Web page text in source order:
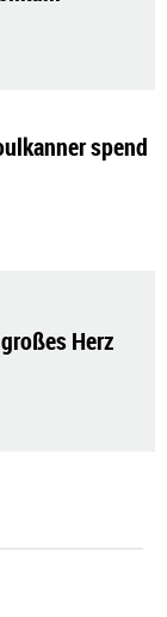
spend
Herz